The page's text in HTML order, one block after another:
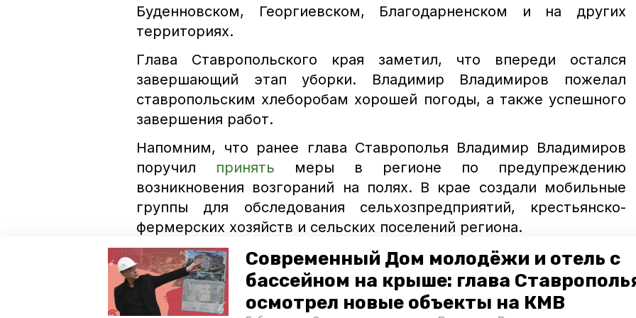
Современный Дом молодёжи и отель с
бассейном на крыше: глава
осмотрел новые объекты на КМВ
Буденновском, Георгиевском, Благодарненском и на других
территориях.
Глава Ставропольского края заметил, что впереди остался
завершающий этап уборки. Владимир Владимиров пожелал
ставропольским хлеборобам хорошей погоды, а также успешного
завершения работ.
Напомним, что ранее глава Ставрополья Владимир Владимиров
поручил принять меры в регионе по предупреждению
возникновения возгораний на полях. В крае создали мобильные
группы для обследования сельхозпредприятий, крестьянско-
фермерских хозяйств и сельских поселений региона.
минеральные воды кмв минводы жатва поля зерновые
губернатор губернатор владимир владимиров губернатор владимиров